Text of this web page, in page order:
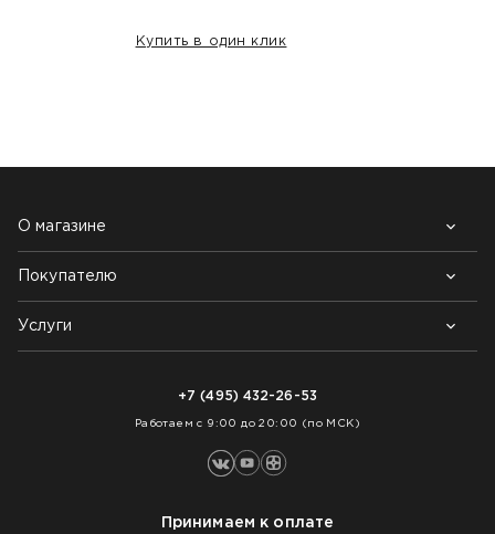
Купить в один клик
О магазине
Почему выбирают нас
Контакты
Блог
Покупателю
Возврат товара
Как заказать
Услуги
+7 (495) 432-26-53
Работаем с 9:00 до 20:00 (по МСК)
Принимаем к оплате